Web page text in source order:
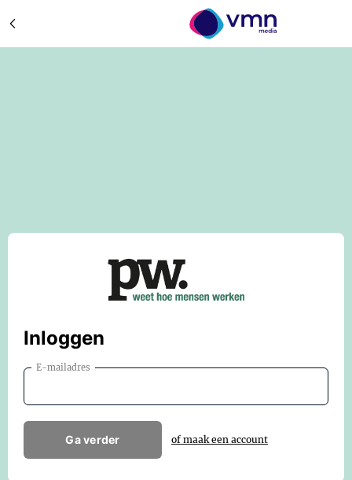
Inloggen
E-mailadres
Ga verder of maak een account